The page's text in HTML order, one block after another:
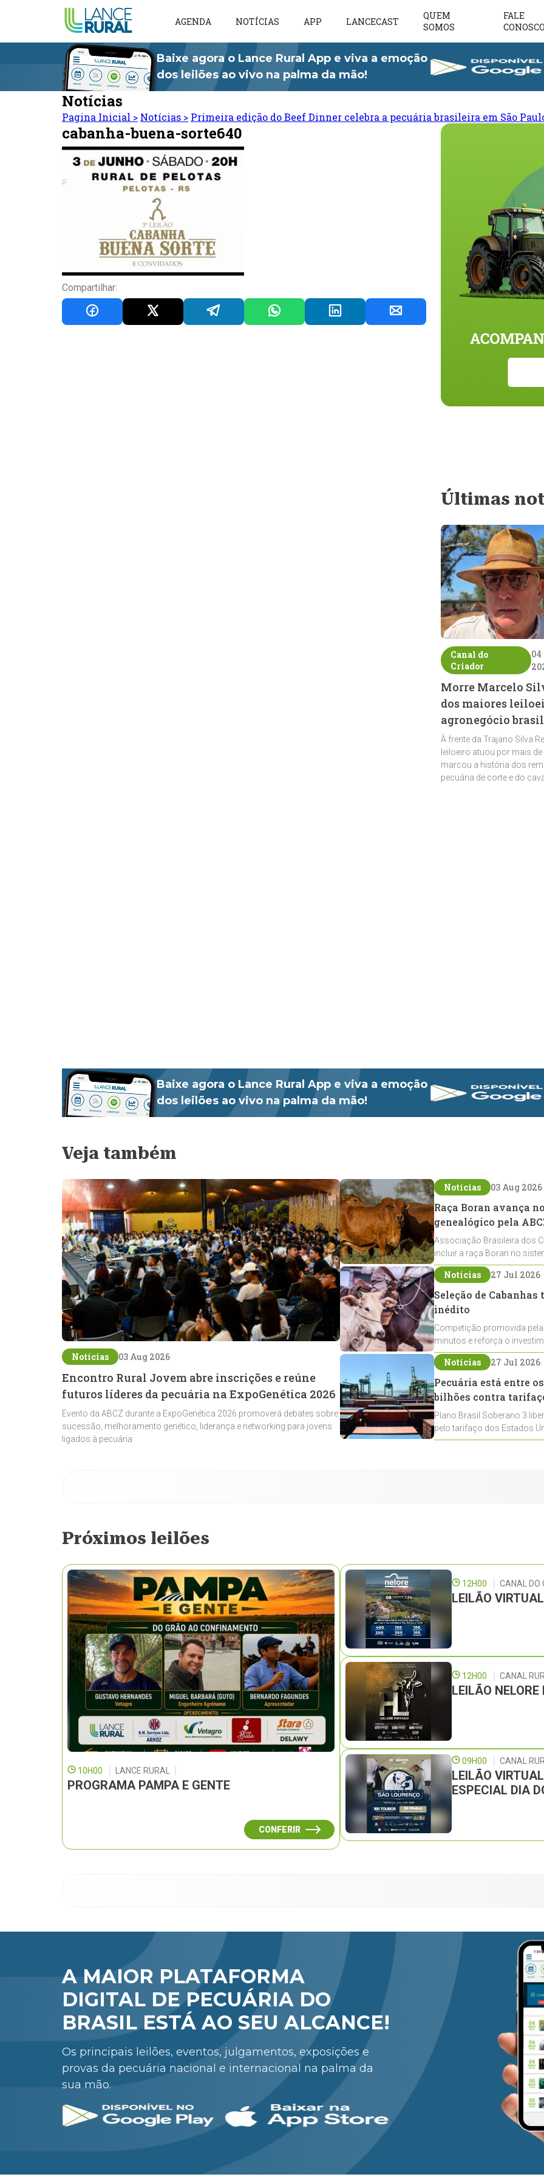
AGENDA NOTÍCIAS APP LANCECAST
QUEM
SOMOS
FALE
CONOSCO
Baixe agora o Lance Rural App e viva a emoção
dos leilões ao vivo na palma da mão!
Notícias
Pagina Inicial > Notícias > Primeira edição do Beef Dinner celebra a pecuária brasileira em São
cabanha-buena-sorte640
Compartilhar:
Últimas
Canal do
Criador
04
Morre Marcelo
dos maiores
agronegócio
À frente da Trajano Silva
leiloeiro atuou por mais
marcou a história dos
pecuária de corte e do
Baixe agora o Lance Rural App e viva a emoção
dos leilões ao vivo na palma da mão!
Veja também
Notícias 03 Aug 2026
Encontro Rural Jovem abre inscrições e reúne
futuros líderes da pecuária na ExpoGenética 2026
Evento da ABCZ durante a ExpoGenética 2026 promoverá debates sobre
sucessão, melhoramento genético, liderança e networking para jovens
ligados à pecuária
Notícias 03 Aug 2026
Raça Boran avança
genealógico pela
Associação Brasileira dos
incluir a raça Boran no
expansão na pecuária
Notícias 27 Jul 2026
Seleção de
inédito
Competição promovida
minutos e reforça o
Crioulos voltados ao laço
Notícias 27 Jul 2026
Pecuária está entre
bilhões contra
Plano Brasil Soberano 3
pelo tarifaço dos Estados
contemplados
Próximos leilões
10H00 LANCE RURAL
PROGRAMA PAMPA E GENTE
CONFERIR
12H00 CANAL DO
LEILÃO
12H00 CANAL
LEILÃO
09H00 CANAL
LEILÃO
ESPECIAL DIA
A MAIOR PLATAFORMA
DIGITAL DE PECUÁRIA DO
BRASIL ESTÁ AO SEU ALCANCE!
Os principais leilões, eventos, julgamentos, exposições e
provas da pecuária nacional e internacional na palma da
sua mão.